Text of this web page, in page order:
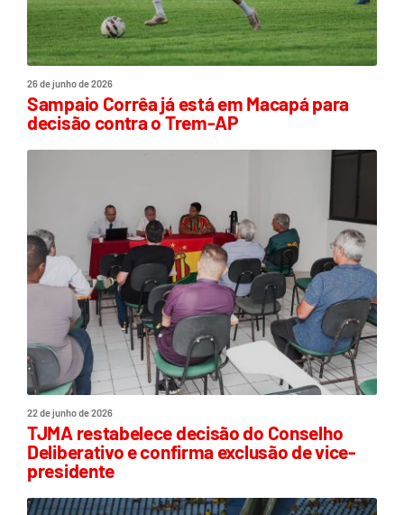
26 de junho de 2026
Sampaio Corrêa já está em Macapá para
decisão contra o Trem-AP
22 de junho de 2026
TJMA restabelece decisão do Conselho
Deliberativo e confirma exclusão de vice-
presidente